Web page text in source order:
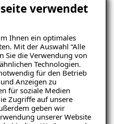
verwendet
Ihnen ein optimales
Mit der Auswahl “Alle
Sie die Verwendung von
Technologien.
für den Betrieb
Anzeigen zu
für soziale Medien
Zugriffe auf unsere
geben wir
unserer Website
Denken bleibe
zunehmend digitalen
bleibt
für Craftboxx-
Handwerksbetriebe, die